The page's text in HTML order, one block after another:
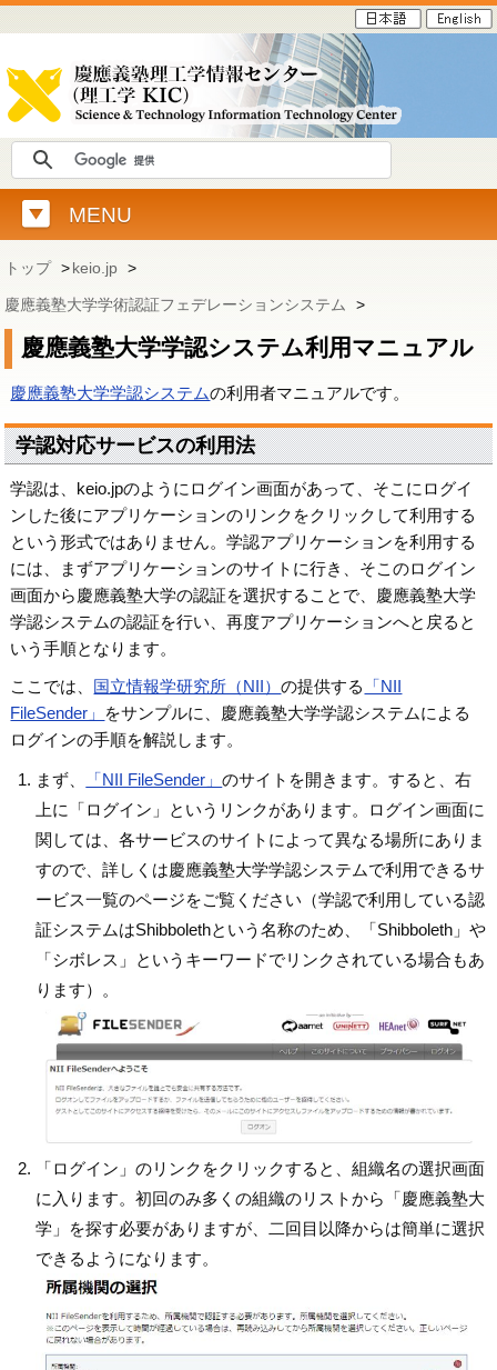
MENU
トップ >keio.jp >
慶應義塾大学学術認証フェデレーションシステム >
慶應義塾大学学認システム利用マニュアル
慶應義塾大学学認システムの利用者マニュアルです。
学認対応サービスの利用法
学認は、keio.jpのようにログイン画面があって、そこにログイ
ンした後にアプリケーションのリンクをクリックして利用する
という形式ではありません。学認アプリケーションを利用する
には、まずアプリケーションのサイトに行き、そこのログイン
画面から慶應義塾大学の認証を選択することで、慶應義塾大学
学認システムの認証を行い、再度アプリケーションへと戻ると
いう手順となります。
ここでは、 国立情報学研究所（NII）の提供する
「NII
FileSender」 をサンプルに、慶應義塾大学学認システムによる
ログインの手順を解説します。
まず、 「NII FileSender」のサイトを開きます。すると、右
上に「ログイン」というリンクがあります。ログイン画面に
関しては、各サービスのサイトによって異なる場所にありま
すので、詳しくは慶應義塾大学学認システムで利用できるサ
ービス一覧のページをご覧ください（学認で利用している認
証システムはShibbolethという名称のため、「Shibboleth」や
「シボレス」というキーワードでリンクされている場合もあ
ります）。
「ログイン」のリンクをクリックすると、組織名の選択画面
に入ります。初回のみ多くの組織のリストから「慶應義塾大
学」を探す必要がありますが、二回目以降からは簡単に選択
できるようになります。